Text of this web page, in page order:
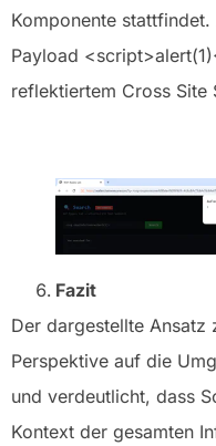
Komponente
Payload
reflektiertem Cross Site
Fazit
Der dargestellte Ansatz
Perspektive auf die
und verdeutlicht, dass
Kontext der gesamten